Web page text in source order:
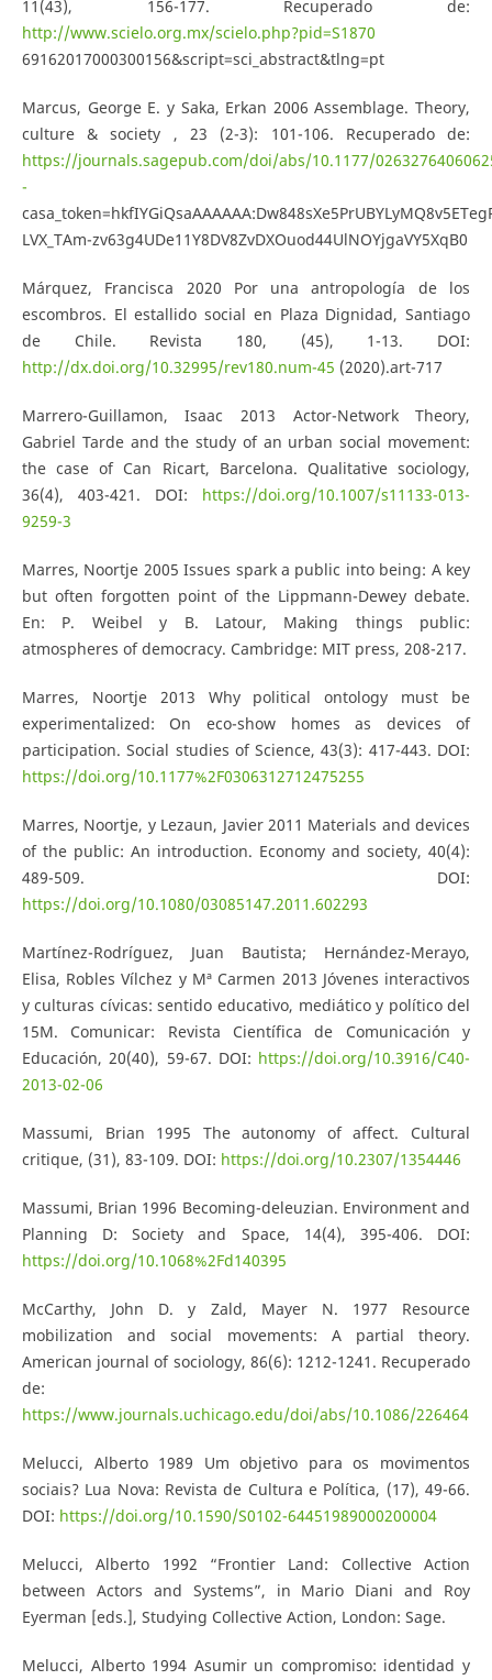
11(43), 156-177. Recuperado de:
http://www.scielo.org.mx/scielo.php?pid=S1870
69162017000300156&script=sci_abstract&tlng=pt
Marcus, George E. y Saka, Erkan 2006 Assemblage. Theory,
culture & society , 23 (2-3): 101-106. Recuperado de:
https://journals.sagepub.com/doi/abs/10.1177/
-
LVX_TAm-zv63g4UDe11Y8DV8ZvDXOuod44UlNOYjgaVY5XqB0
Márquez, Francisca 2020 Por una antropología de los
escombros. El estallido social en Plaza Dignidad, Santiago
de Chile. Revista 180, (45), 1-13. DOI:
http://dx.doi.org/10.32995/rev180.num-45 (2020).art-717
Marrero-Guillamon, Isaac 2013 Actor-Network Theory,
Gabriel Tarde and the study of an urban social movement:
the case of Can Ricart, Barcelona. Qualitative sociology,
36(4), 403-421. DOI: https://doi.org/10.1007/s11133-013-
9259-3
Marres, Noortje 2005 Issues spark a public into being: A key
but often forgotten point of the Lippmann-Dewey debate.
En: P. Weibel y B. Latour, Making things public:
atmospheres of democracy. Cambridge: MIT press, 208-217.
Marres, Noortje 2013 Why political ontology must be
experimentalized: On eco-show homes as devices of
participation. Social studies of Science, 43(3): 417-443. DOI:
https://doi.org/10.1177%2F0306312712475255
Marres, Noortje, y Lezaun, Javier 2011 Materials and devices
of the public: An introduction. Economy and society, 40(4):
489-509. DOI:
https://doi.org/10.1080/03085147.2011.602293
Martínez-Rodríguez, Juan Bautista; Hernández-Merayo,
Elisa, Robles Vílchez y Mª Carmen 2013 Jóvenes interactivos
y culturas cívicas: sentido educativo, mediático y político del
15M. Comunicar: Revista Científica de Comunicación y
Educación, 20(40), 59-67. DOI: https://doi.org/10.3916/C40-
2013-02-06
Massumi, Brian 1995 The autonomy of affect. Cultural
critique, (31), 83-109. DOI: https://doi.org/10.2307/1354446
Massumi, Brian 1996 Becoming-deleuzian. Environment and
Planning D: Society and Space, 14(4), 395-406. DOI:
https://doi.org/10.1068%2Fd140395
McCarthy, John D. y Zald, Mayer N. 1977 Resource
mobilization and social movements: A partial theory.
American journal of sociology, 86(6): 1212-1241. Recuperado
de:
https://www.journals.uchicago.edu/doi/abs/10.1086/226464
Melucci, Alberto 1989 Um objetivo para os movimentos
sociais? Lua Nova: Revista de Cultura e Política, (17), 49-66.
DOI: https://doi.org/10.1590/S0102-64451989000200004
Melucci, Alberto 1992 “Frontier Land: Collective Action
between Actors and Systems”, in Mario Diani and Roy
Eyerman [eds.], Studying Collective Action, London: Sage.
Melucci, Alberto 1994 Asumir un compromiso: identidad y